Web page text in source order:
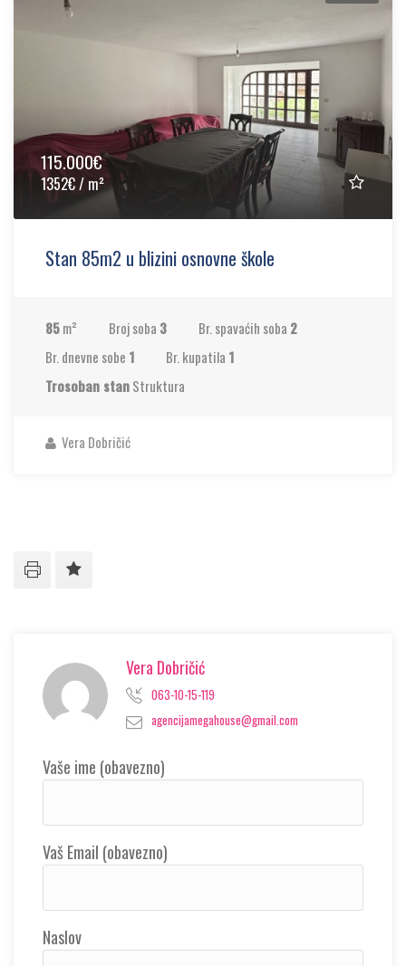
115.000€
1352€ / m²
Stan 85m2 u blizini osnovne škole
85m² Broj soba 3 Br. spavaćih soba 2
Br. dnevne sobe 1 Br. kupatila 1
Trosoban stanStruktura
Vera Dobričić
Vera Dobričić
063-10-15-119
agencijamegahouse@gmail.com
Vaše ime (obavezno)
Vaš Email (obavezno)
Naslov